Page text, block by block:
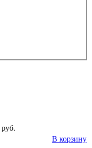
В корзину